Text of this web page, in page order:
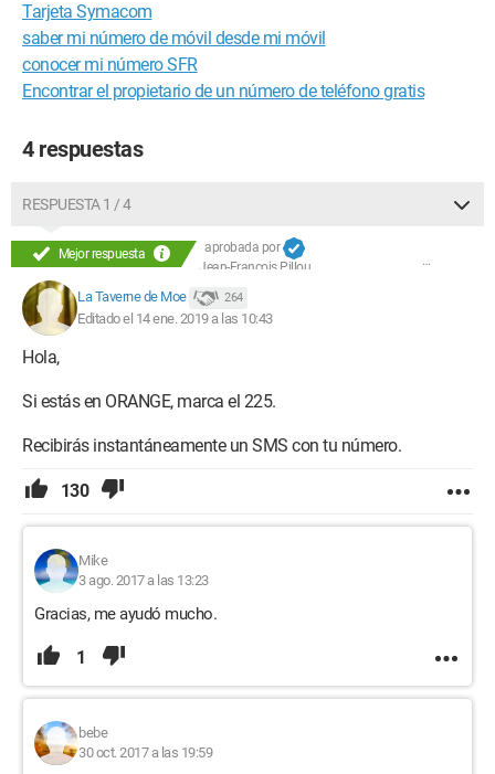
Tarjeta Symacom
saber mi número de móvil desde mi móvil
conocer mi número SFR
Encontrar el propietario de un número de teléfono gratis
4 respuestas
RESPUESTA 1 / 4
Mejor respuesta
aprobada por
Jean-François Pillou
La Taverne de Moe 264
Editado el 14 ene. 2019 a las 10:43
Hola,
Si estás en ORANGE, marca el 225.
Recibirás instantáneamente un SMS con tu número.
130
Mike
3 ago. 2017 a las 13:23
Gracias, me ayudó mucho.
1
bebe
30 oct. 2017 a las 19:59